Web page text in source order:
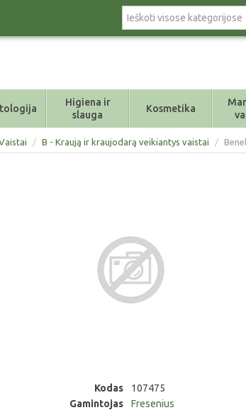
Higiena ir
slauga
Kosmetika
/ B - Kraują ir kraujodarą veikiantys vaistai /
Kodas
107475
Gamintojas
Fresenius